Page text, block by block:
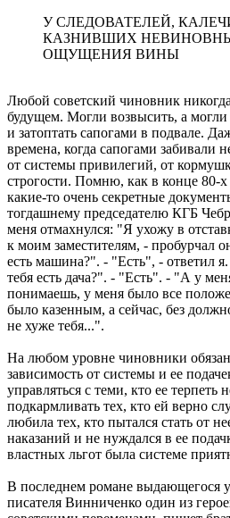
У СЛЕДОВАТЕЛЕЙ,
КАЗНИВШИХ
ОЩУЩЕНИЯ ВИНЫ
Любой советский чиновник
будущем. Могли возвысить, а могли
и затоптать сапогами в подвале.
времена, когда сапогами забивали
от системы привилегий, от
строгости. Помню, как в конце 80-
какие-то очень секретные
тогдашнему председателю КГБ
меня отмахнулся: "Я ухожу в
к моим заместителям, - пробурчал
есть машина?". - "Есть", - ответил
тебя есть дача?". - "Есть". - "А у
понимаешь, у меня было все
было казенным, а сейчас, без
не хуже тебя...".
На любом уровне чиновники
зависимость от системы и ее
управляться с теми, кто ее терпеть
подкармливать тех, кто ей верно
любила тех, кто пытался стать от
наказаний и не нуждался в ее
властных льгот была системе
В последнем романе выдающегося
писателя Винниченко один из